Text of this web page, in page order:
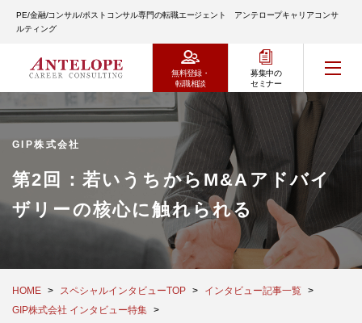
PE/金融/コンサル/ポストコンサル専門の転職エージェント アンテロープキャリアコンサ
ルティング
無料登録・
転職相談
募集中の
セミナー
GIP株式会社
第2回：若いうちからM&Aアドバイ
ザリーの核心に触れられる
HOME スペシャルインタビューTOP
インタビュー記事一覧
GIP株式会社 インタビュー特集